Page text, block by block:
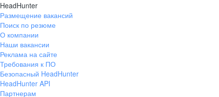
HeadHunter
Размещение вакансий
Поиск по резюме
О компании
Наши вакансии
Реклама на сайте
Требования к ПО
Безопасный HeadHunter
HeadHunter API
Партнерам